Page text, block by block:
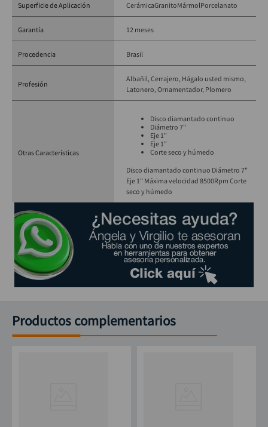
Superficie de Aplicación CerámicaGranitoMármolPorcelanato
Garantía 12 meses
Procedencia Brasil
Profesión
Albañil Cerrajero Hágalo usted mismo
Latonero Ornamentador Plomero
Otras Características
Disco diamantado continuo
Diámetro 7"
Eje 1"
Eje 1"
Corte seco y húmedo
Disco diamantado continuo Diámetro 7"
Eje 1" Máxima velocidad 8500Rpm Corte
seco y húmedo
Productos complementarios